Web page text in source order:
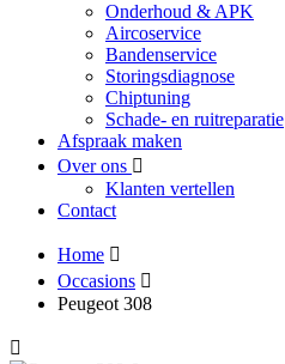
Onderhoud & APK
Aircoservice
Bandenservice
Storingsdiagnose
Chiptuning
Schade- en ruitreparatie
Afspraak maken
Over ons
Klanten vertellen
Contact
Home
Occasions
Peugeot 308